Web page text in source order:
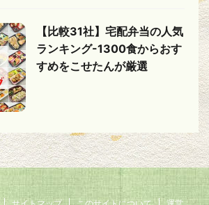
【比較31社】宅配弁当の人気
ランキング-1300食からおす
すめをこせたんが厳選